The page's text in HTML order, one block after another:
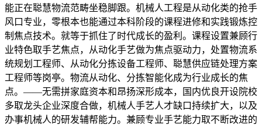
能正在聪慧物流范畴坐稳脚跟。机械人工程是从动化类的抢手
风口专业，零根本也能通过本科阶段的课程进修和实践锻炼控
制焦点技术。就等于抓住了时代成长的盈利。课程设置兼顾行
业特色取手艺焦点，从动化手艺做为焦点驱动力，处置物流系
统规划工程师、从动化分拣设备工程师、聪慧供应链处理方案
工程师等岗亭。物流从动化、分拣智能化成为行业成长的焦
点。——无需拼家庭资本和昂扬深形成本，国内优良开设院校
多取龙头企业深度合做，机械人手艺人才缺口持续扩大，以及
办事机械人的研发辅帮能力。兼顾专业手艺能力取不断改进的